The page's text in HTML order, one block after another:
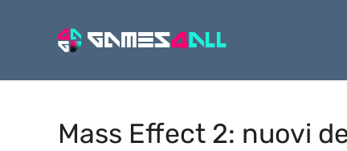
Mass Effect 2: nuovi